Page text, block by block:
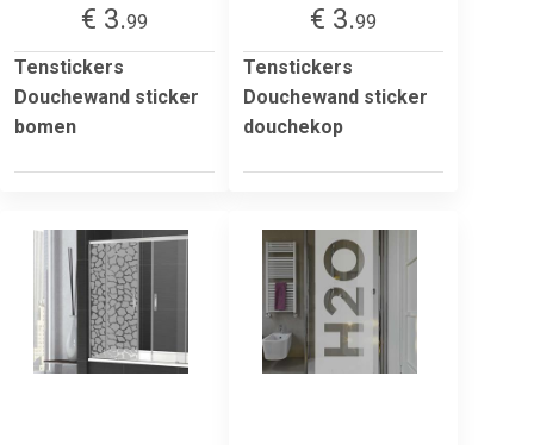
€ 3.99
Tenstickers
Douchewand sticker
bomen
€ 3.99
Tenstickers
Douchewand sticker
douchekop